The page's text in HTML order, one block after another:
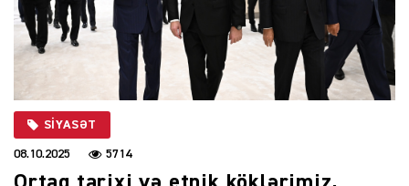
SIYASƏT
08.10.2025 5714